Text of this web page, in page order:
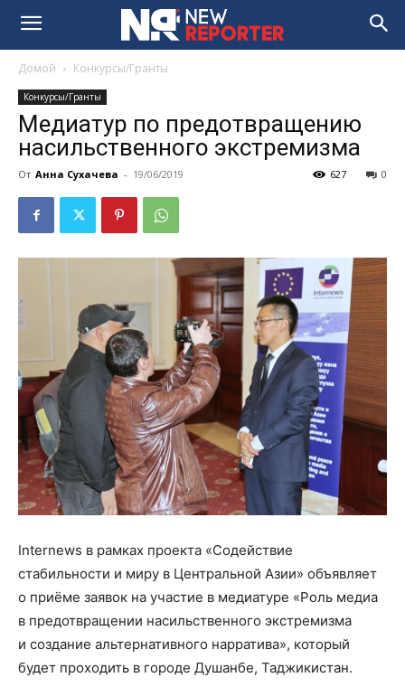
Домой Конкурсы/Гранты
Конкурсы/Гранты
Медиатур по предотвращению
насильственного экстремизма
От Анна Сухачева - 19/06/2019 0
627
Internews в рамках проекта «Содействие
стабильности и миру в Центральной Азии» объявляет
о приёме заявок на участие в медиатуре «Роль медиа
в предотвращении насильственного экстремизма
и создание альтернативного нарратива», который
будет проходить в городе Душанбе, Таджикистан.